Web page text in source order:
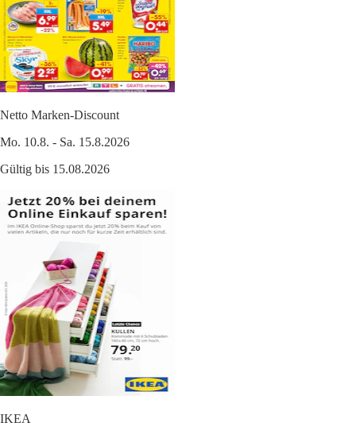
Netto Marken-Discount
Mo. 10.8. - Sa. 15.8.2026
Gültig bis 15.08.2026
IKEA